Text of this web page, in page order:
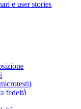
e user stories
fedeltà